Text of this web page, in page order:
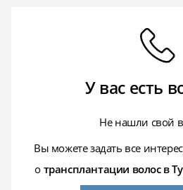
У вас есть
Не нашли свой
Вы можете задать все
о трансплантации волос в
должен оставаться небольшой
пока донорская зона
занимает несколько месяцев. В
месяцев для стрижки волос